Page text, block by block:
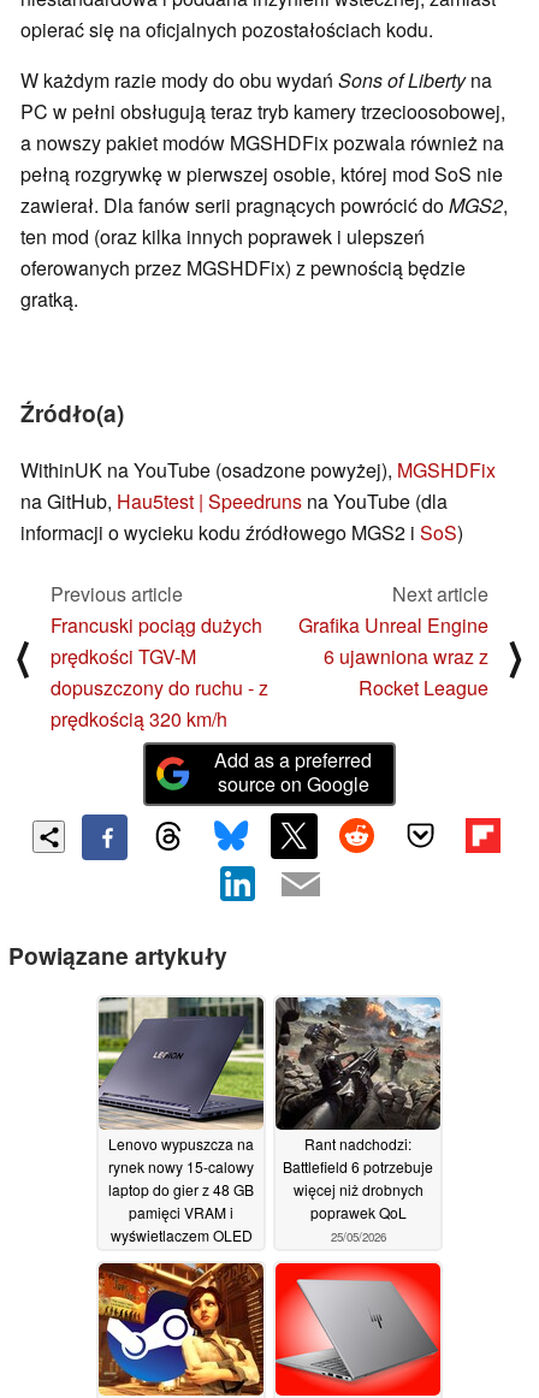
opierać się na oficjalnych pozostałościach kodu.
W każdym razie mody do obu wydań Sons of Libertyna
PC w pełni obsługują teraz tryb kamery trzecioosobowej,
a nowszy pakiet modów MGSHDFix pozwala również na
pełną rozgrywkę w pierwszej osobie, której mod SoS nie
zawierał. Dla fanów serii pragnących powrócić doMGS2,
ten mod (oraz kilka innych poprawek i ulepszeń
oferowanych przez MGSHDFix) z pewnością będzie
gratką.
Źródło(a)
WithinUK na YouTube (osadzone powyżej), MGSHDFix
na GitHub, Hau5test | Speedruns na YouTube (dla
informacji o wycieku kodu źródłowego MGS2 i SoS)
⟨
Previous article
Francuski pociąg dużych
prędkości TGV-M
dopuszczony do ruchu - z
prędkością 320 km/h
Next article
Grafika Unreal Engine
6 ujawniona wraz z
Rocket League
⟩
Add as a preferred
source on Google
Powiązane artykuły
Lenovo wypuszcza na
rynek nowy 15-calowy
laptop do gier z 48 GB
pamięci VRAM i
wyświetlaczem OLED
o rozdzielczości 1100
nitów26/05/2026
Rant nadchodzi:
Battlefield 6 potrzebuje
więcej niż drobnych
poprawek QoL
25/05/2026